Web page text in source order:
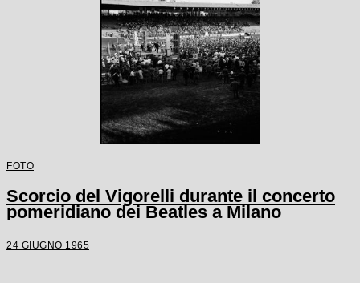
FOTO
Scorcio del Vigorelli durante il concerto
pomeridiano dei Beatles a Milano
24 GIUGNO 1965